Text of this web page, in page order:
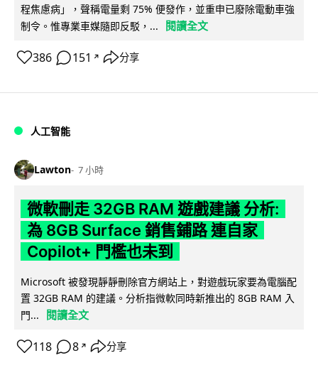
程焦慮病」，聲稱電量剩 75% 便發作，並重申已廢除電動車強
制令。惟專業車媒隨即反駁，...
閱讀全文
386 151 ↗ 分享
人工智能
Lawton 7 小時
微軟刪走 32GB RAM 遊戲建議 分析:
為 8GB Surface 銷售鋪路 連自家
Copilot+ 門檻也未到
Microsoft 被發現靜靜刪除官方網站上，對遊戲玩家要為電腦配
置 32GB RAM 的建議。分析指微軟同時新推出的 8GB RAM 入
門...
閱讀全文
118 8 ↗ 分享